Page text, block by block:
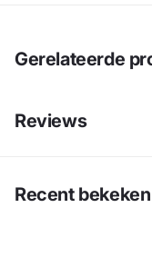
Gerelateerde
Reviews
Recent bekeken